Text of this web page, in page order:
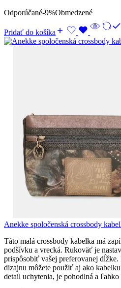
Odporúčané-9%Obmedzené
Pridať do košíka
Anekke spoločenská crossbody
Táto malá crossbody kabelka má
podšívku a vrecká. Rukoväť je
prispôsobiť vašej preferovanej
dizajnu môžete použiť aj ako
detail uchytenia, je pohodlná a ľahko